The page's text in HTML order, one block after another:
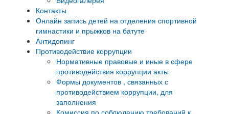
Контакты
Онлайн запись детей на отделения спортивной
гимнастики и прыжков на батуте
Антидопинг
Противодействие коррупции
Нормативные правовые и иные в сфере
противодействия коррупции акты
Формы документов , связанных с
противодействием коррупции, для
заполнения
Комиссия по соблюдению требований к